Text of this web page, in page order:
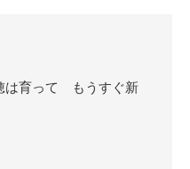
育って もうすぐ新